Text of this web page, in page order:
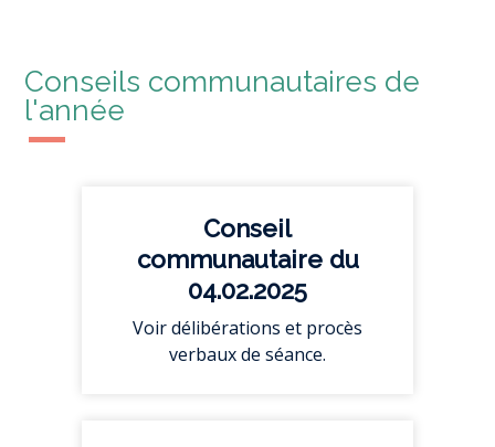
Conseils communautaires de
l'année
Conseil
communautaire du
04.02.2025
Voir délibérations et procès
verbaux de séance.